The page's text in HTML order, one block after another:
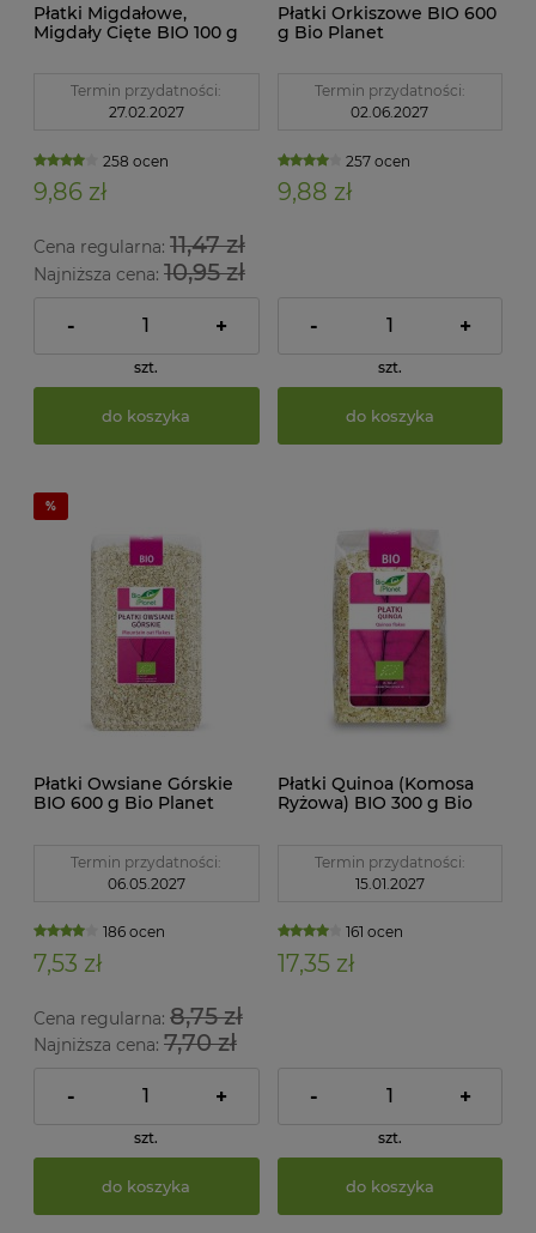
Płatki Migdałowe,
Migdały Cięte BIO 100 g
Termin przydatności:
27.02.2027
258 ocen
9,86 zł
Cena regularna: 11,47 zł
Najniższa cena: 10,95 zł
- +
szt.
do koszyka
Płatki Orkiszowe BIO 600
g Bio Planet
Termin przydatności:
02.06.2027
257 ocen
9,88 zł
- +
szt.
do koszyka
Płatki Owsiane Górskie
BIO 600 g Bio Planet
Termin przydatności:
06.05.2027
186 ocen
7,53 zł
Cena regularna: 8,75 zł
Najniższa cena: 7,70 zł
- +
szt.
do koszyka
Płatki Quinoa (Komosa
Ryżowa) BIO 300 g Bio
Termin przydatności:
15.01.2027
161 ocen
17,35 zł
- +
szt.
do koszyka